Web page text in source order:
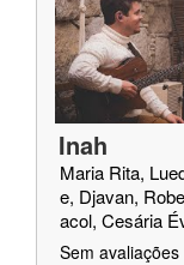
Inah
Maria Rita,
e, Djavan,
acol, Cesária
a Passos
Sem avaliações